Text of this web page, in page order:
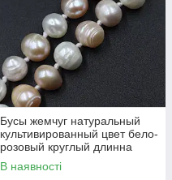
Бусы жемчуг натуральный
культивированный цвет бело-
розовый круглый длинна
нитки 52 см диаметр бусины
9 мм 9 мм застежка карабин
В наявності